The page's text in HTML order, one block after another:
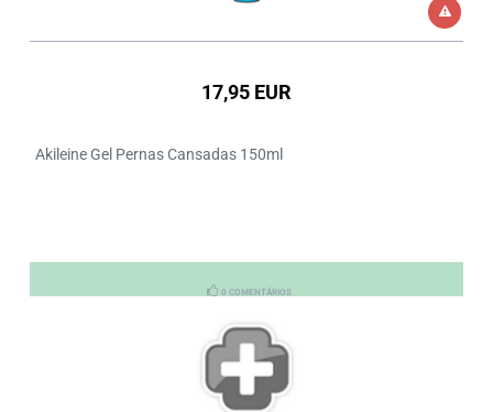
17,95 EUR
Akileine Gel Pernas Cansadas 150ml
0 COMENTÁRIOS